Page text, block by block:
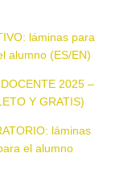
láminas para
alumno (ES/EN)
2025 –
Y GRATIS)
láminas
el alumno